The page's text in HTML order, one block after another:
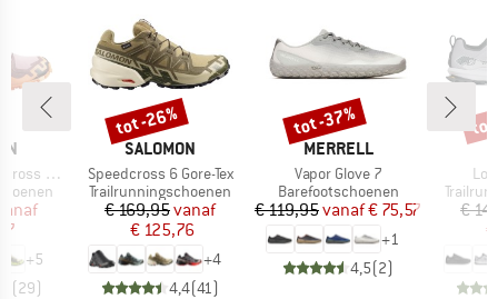
Tex
prijs
+5
(29)
MERK
SALOMON
Artikel
Speedcross 6 Gore-Tex
Productgroep
Trailrunningschoenen
Prijs
€ 169,95Verlaagde prijs
vanaf
€ 125,76
+4
4,4(41)
Korting
tot -26%
MERK
MERRELL
Artikel
Vapor Glove 7
Productgroep
Barefootschoenen
Prijs
€ 119,95 Verlaagde prijs
vanaf€ 75,57
+1
4,5(2)
Korting
tot -37%
€